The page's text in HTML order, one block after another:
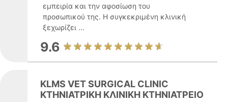
εμπειρία και την αφοσίωση του
προσωπικού της. Η συγκεκριμένη κλινική
ξεχωρίζει ...
9.6
KLMS VET SURGICAL CLINIC
ΚΤΗΝΙΑΤΡΙΚΗ ΚΛΙΝΙΚΗ ΚΤΗΝΙΑΤΡΕΙΟ